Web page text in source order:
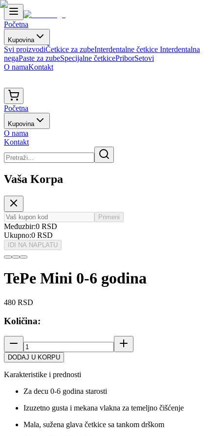
Početna
Kupovina
Svi proizvodiČetkice za zubeInterdentalne četkice Interdentalna
negaPaste za zubeSpecijalne četkicePriborSetovi
O namaKontakt
Početna
Kupovina
O nama
Kontakt
Vaša Korpa
Primeni
Međuzbir:0 RSD
Ukupno:0 RSD
IDI NA NAPLATU
TePe Mini 0-6 godina
480 RSD
Količina:
DODAJ U KORPU
Karakteristike i prednosti
Za decu 0-6 godina starosti
Izuzetno gusta i mekana vlakna za temeljno čišćenje
Mala, sužena glava četkice sa tankom drškom